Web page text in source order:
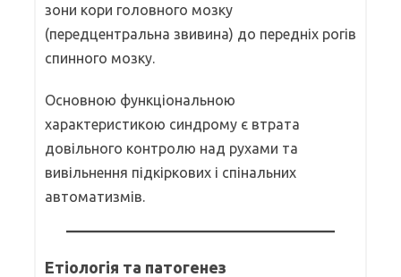
зони кори головного мозку
(передцентральна звивина) до передніх рогів
спинного мозку.
Основною функціональною
характеристикою синдрому є втрата
довільного контролю над рухами та
вивільнення підкіркових і спінальних
автоматизмів.
Етіологія та патогенез